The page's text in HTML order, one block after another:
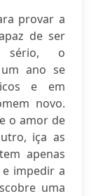
provar a
de ser
sério, o
ano se
e em
novo.
o amor de
iça as
apenas
impedir a
uma